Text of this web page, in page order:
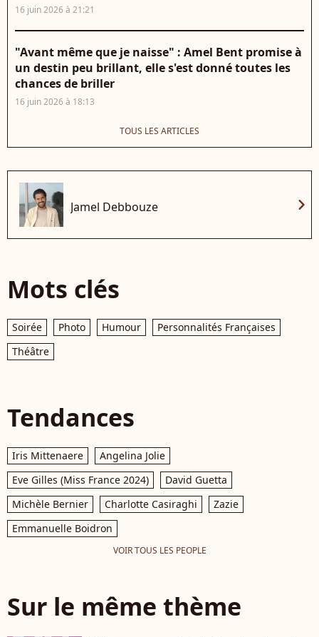
16 juin 2026 à 21:21
"Avant même que je naisse" : Amel Bent promise à
un destin peu brillant, elle s'est donné toutes les
chances de briller
16 juin 2026 à 18:13
TOUS LES ARTICLES
Jamel Debbouze chevron_right
Mots clés
Soirée Photo Humour
Personnalités Françaises
Théâtre
Tendances
Iris Mittenaere
Angelina Jolie
Eve Gilles (Miss France 2024)
David Guetta
Michèle Bernier
Charlotte Casiraghi
Zazie
Emmanuelle Boidron
VOIR TOUS LES PEOPLE
Sur le même thème